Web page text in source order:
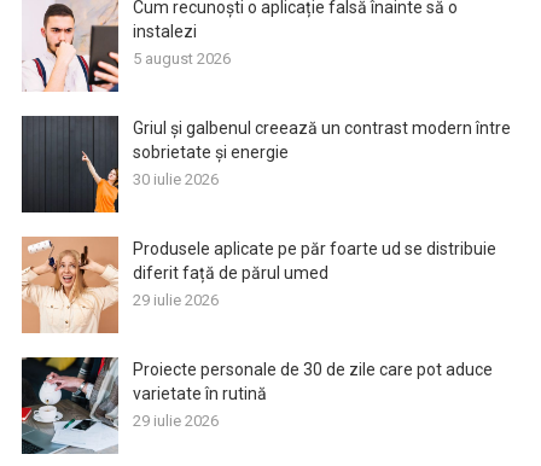
Cum recunoști o aplicație falsă înainte să o
instalezi
5 august 2026
Griul și galbenul creează un contrast modern între
sobrietate și energie
30 iulie 2026
Produsele aplicate pe păr foarte ud se distribuie
diferit față de părul umed
29 iulie 2026
Proiecte personale de 30 de zile care pot aduce
varietate în rutină
29 iulie 2026